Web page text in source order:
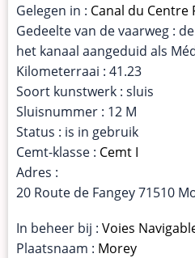
Gelegen in : Canal du Centre
Gedeelte van de vaarweg :
het kanaal aangeduid als
Kilometerraai : 41.23
Soort kunstwerk : sluis
Sluisnummer : 12 M
Status : is in gebruik
Cemt-klasse : Cemt I
Adres :
20 Route de Fangey 71510
In beheer bij : Voies
Plaatsnaam : Morey